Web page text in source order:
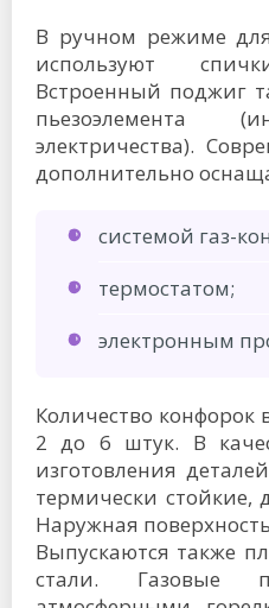
В ручном режиме
используют
Встроенный поджиг
пьезоэлемента
электричества).
дополнительно
системой газ-
термостатом;
электронным
Количество
2 до 6 штук. В
изготовления
термически стойкие,
Наружная
Выпускаются также
стали. Газовые